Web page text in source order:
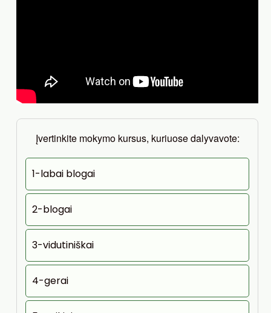
Įvertinkite mokymo kursus, kuriuose dalyvavote:
1-labai blogai
2-blogai
3-vidutiniškai
4-gerai